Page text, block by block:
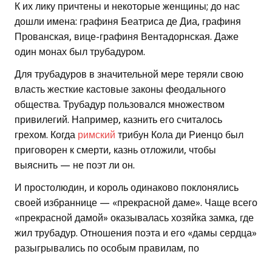
К их лику причтены и некоторые женщины; до нас
дошли имена: графиня Беатриса де Диа, графиня
Прованская, вице-графиня Вентадорнская. Даже
один монах был трубадуром.
Для трубадуров в значительной мере теряли свою
власть жесткие кастовые законы феодального
общества. Трубадур пользовался множеством
привилегий. Например, казнить его считалось
грехом. Когда римский трибун Кола ди Риенцо был
приговорен к смерти, казнь отложили, чтобы
выяснить — не поэт ли он.
И простолюдин, и король одинаково поклонялись
своей избраннице — «прекрасной даме». Чаще всего
«прекрасной дамой» оказывалась хозяйка замка, где
жил трубадур. Отношения поэта и его «дамы сердца»
разыгрывались по особым правилам, по